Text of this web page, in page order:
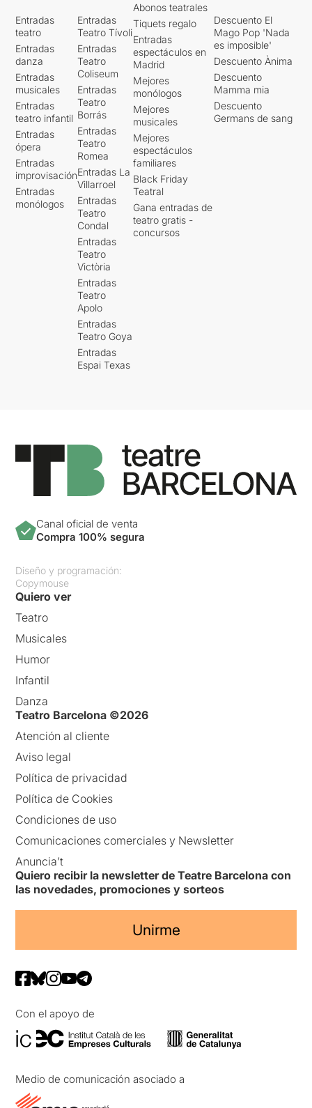
Entradas
teatro
Entradas
danza
Entradas
musicales
Entradas
teatro infantil
Entradas
ópera
Entradas
improvisación
Entradas
monólogos
Entradas
Teatro Tívoli
Entradas
Teatro
Coliseum
Entradas
Teatro
Borrás
Entradas
Teatro
Romea
Entradas La
Villarroel
Entradas
Teatro
Condal
Entradas
Teatro
Victòria
Entradas
Teatro
Apolo
Entradas
Teatro Goya
Entradas
Espai Texas
Abonos teatrales
Tiquets regalo
Entradas
espectáculos en
Madrid
Mejores
monólogos
Mejores
musicales
Mejores
espectáculos
familiares
Black Friday
Teatral
Gana entradas de
teatro gratis -
concursos
Descuento El
Mago Pop 'Nada
es imposible'
Descuento Ànima
Descuento
Mamma mia
Descuento
Germans de sang
Canal oficial de venta
Compra 100% segura
Diseño y programación:
Copymouse
Quiero ver
Teatro
Musicales
Humor
Infantil
Danza
Teatro Barcelona ©2026
Atención al cliente
Aviso legal
Política de privacidad
Política de Cookies
Condiciones de uso
Comunicaciones comerciales y Newsletter
Anuncia’t
Quiero recibir la newsletter de Teatre Barcelona con
las novedades, promociones y sorteos
Unirme
Con el apoyo de
Medio de comunicación asociado a